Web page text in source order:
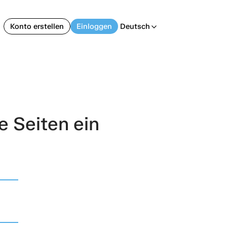
Konto erstellen Einloggen Deutsch arrow_back_ios
Seiten ein